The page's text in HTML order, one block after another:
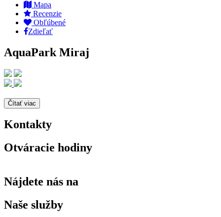
Mapa
Recenzie
Obľúbené
Zdieľať
AquaPark Miraj
Čítať viac
Kontakty
Otváracie hodiny
Nájdete nás na
Naše služby